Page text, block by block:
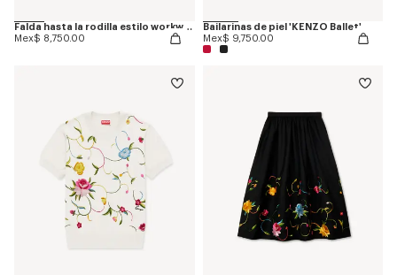
Falda hasta la rodilla estilo workwear en sarga de algodón
Mex$ 8,750.00
Bailarinas de piel 'KENZO Ballet'
Mex$ 9,750.00